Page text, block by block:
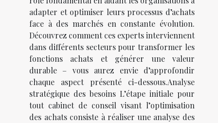
adapter et optimiser leurs processus d’achats
face à des marchés en constante évolution.
Découvrez comment ces experts interviennent
dans différents secteurs pour transformer les
fonctions achats et générer une valeur
durable – vous aurez envie d’approfondir
chaque aspect présenté ci-dessous.Analyse
stratégique des besoins L’étape initiale pour
tout cabinet de conseil visant l’optimisation
des achats consiste à réaliser une analyse des